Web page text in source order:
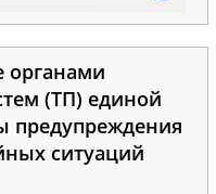
органами
(ТП) единой
предупреждения
ситуаций